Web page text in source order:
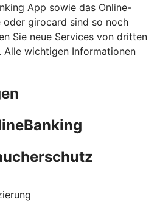
App sowie das Online-
girocard sind so noch
Sie neue Services von dritten
Alle wichtigen Informationen